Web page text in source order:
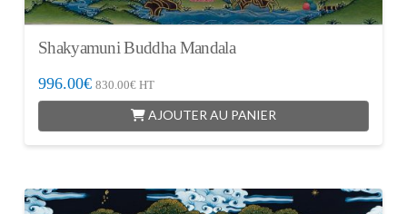
Shakyamuni Buddha Mandala
996.00€ 830.00€HT
AJOUTER AU PANIER